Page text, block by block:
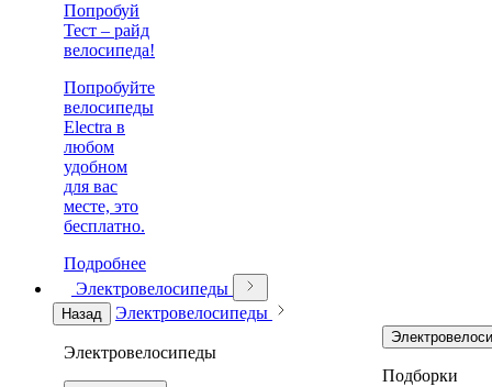
Попробуй
Тест – райд
велосипеда!
Попробуйте
велосипеды
Electra в
любом
удобном
для вас
месте, это
бесплатно.
Подробнее
Электровелосипеды
Назад Электровелосипеды
Электровелосипеды
Подборки